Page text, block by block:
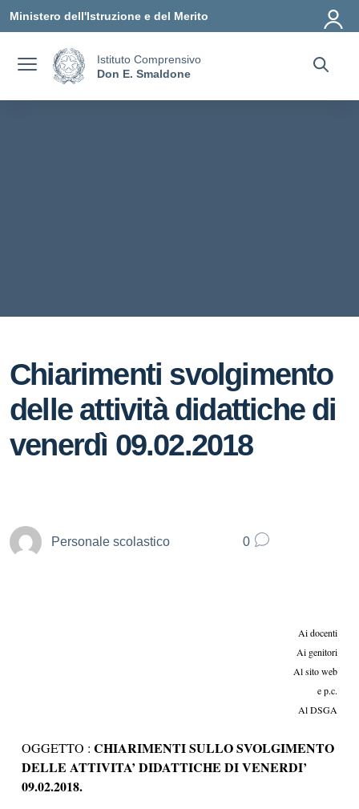
Ministero dell'Istruzione e del Merito
Istituto Comprensivo
Don E. Smaldone
Chiarimenti svolgimento
delle attività didattiche di
venerdì 09.02.2018
Personale scolastico 0
Ai docenti
Ai genitori
Al sito web
e p.c.
Al DSGA
OGGETTO : CHIARIMENTI SULLO SVOLGIMENTO
DELLE ATTIVITA’ DIDATTICHE DI VENERDI’
09.02.2018.